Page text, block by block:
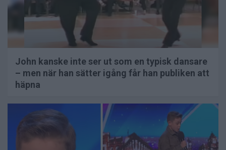
John kanske inte ser ut som en typisk dansare
– men när han sätter igång får han publiken att
häpna